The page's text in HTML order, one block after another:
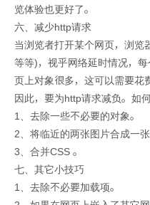
览体验也更好了。
六、减少http请求
当浏览者打开某个网页，浏览
等等)，视乎网络延时情况，
页上对象很多，这可以需要花
因此，要为http请求减负。如
1、去除一些不必要的对象。
2、将临近的两张图片合成一张
3、合并CSS 。
七、其它小技巧
1、去除不必要加载项。